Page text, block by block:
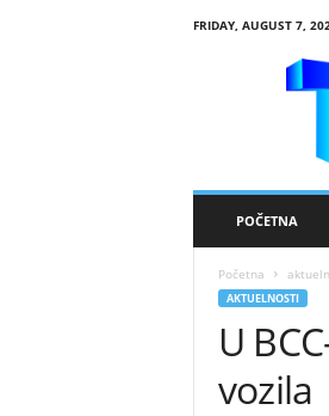
FRIDAY, AUGUST 7,
POČETNA
Početna
AKTUELNOSTI
U
vozila